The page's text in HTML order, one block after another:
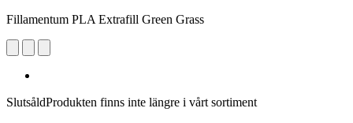
Fillamentum PLA Extrafill Green Grass
SlutsåldProdukten finns inte längre i vårt sortiment